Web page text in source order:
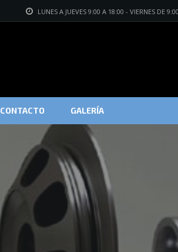
LUNES A JUEVES 9:00 A 18:00 - VIERNES DE
CONTACTO GALERÍA